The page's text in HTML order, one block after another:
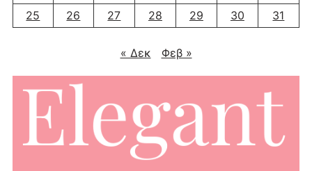
25
26 27 28 29 30 31
« Δεκ Φεβ »